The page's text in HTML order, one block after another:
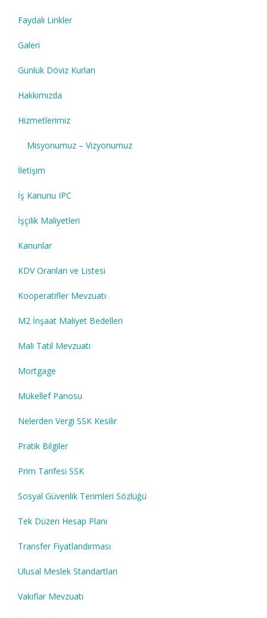
Faydalı Linkler
Galeri
Günlük Döviz Kurları
Hakkımızda
Hizmetlerimiz
Misyonumuz – Vizyonumuz
İletişim
İş Kanunu IPC
İşçilik Maliyetleri
Kanunlar
KDV Oranları ve Listesi
Kooperatifler Mevzuatı
M2 İnşaat Maliyet Bedelleri
Mali Tatil Mevzuatı
Mortgage
Mükellef Panosu
Nelerden Vergi SSK Kesilir
Pratik Bilgiler
Prim Tarifesi SSK
Sosyal Güvenlik Terimleri Sözlüğü
Tek Düzen Hesap Planı
Transfer Fiyatlandırması
Ulusal Meslek Standartları
Vakıflar Mevzuatı